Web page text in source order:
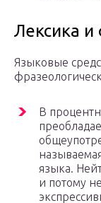
Лексика и
Языковые
В
языка.
и потому